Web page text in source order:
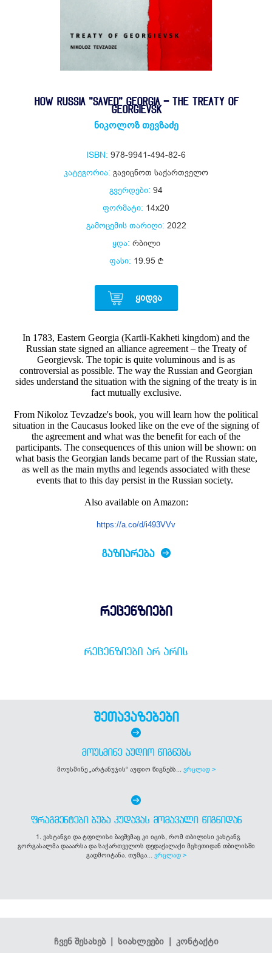
HOW RUSSIA "SAVED" GEORGIA - THE TREATY OF
GEORGIEVSK
ნიკოლოზ თევზაძე
ISBN: 978-9941-494-82-6
კატეგორია: გავიცნოთ საქართველო
გვერდები: 94
ფორმატი: 14x20
გამოცემის თარიღი: 2022
ყდა: რბილი
ფასი: 19.95
ᲧᲘᲓᲕᲐ
In 1783, Eastern Georgia (Kartli-Kakheti kingdom) and the
Russian state signed an alliance agreement – the Treaty of
Georgievsk. The topic is quite voluminous and is as
controversial as possible. The way the Russian and Georgian
sides understand the situation with the signing of the treaty is in
fact mutually exclusive.
From Nikoloz Tevzadze's book, you will learn how the political
situation in the Caucasus looked like on the eve of the signing of
the agreement and what was the benefit for each of the
participants. The consequences of this union will be shown: on
what basis the Georgian lands became part of the Russian state,
as well as the main myths and legends associated with these
events that to this day persist in the Russian society.
Also available on Amazon:
https://a.co/d/i493VVv
ᲒᲐᲖᲘᲐᲠᲔᲑᲐ
რეცენზიები
ᲠᲔᲪᲔᲜᲖᲘᲔᲑᲘ ᲐᲠ ᲐᲠᲘᲡ
შეთავაზებები
ᲛᲝᲣᲡᲛᲘᲜᲔ ᲐᲣᲓᲘᲝ ᲬᲘᲒᲜᲔᲑᲡ
მოუსმინე „არტანუჯის“ აუდიო წიგნებს... ვრცლად >
ᲤᲠᲐᲒᲛᲔᲜᲢᲔᲑᲘ ᲑᲣᲑᲐ ᲙᲣᲓᲐᲕᲐᲡ ᲛᲝᲛᲐᲕᲐᲚᲘ ᲬᲘᲒᲜᲘᲓᲐᲜ
1. ვახტანგი და ტფილისი ბავშვმაც კი იცის, რომ თბილისი ვახტანგ
გორგასალმა დააარსა და საქართველოს დედაქალაქი მცხეთიდან თბილისში
გადმოიტანა. თუმცა... ვრცლად >
ჩვენ შესახებ| სიახლეები| კონტაქტი